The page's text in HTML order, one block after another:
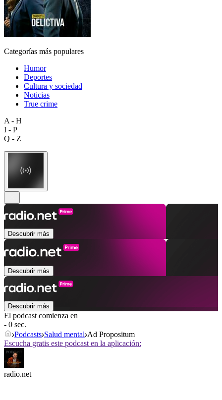
Categorías más populares
Humor
Deportes
Cultura y sociedad
Noticias
True crime
A - H
I - P
Q - Z
Descubrir más
Descubrir más
Descubrir más
El podcast comienza en
- 0 sec.
Podcasts Salud mental Ad Propositum
Escucha gratis este podcast en la aplicación:
radio.net